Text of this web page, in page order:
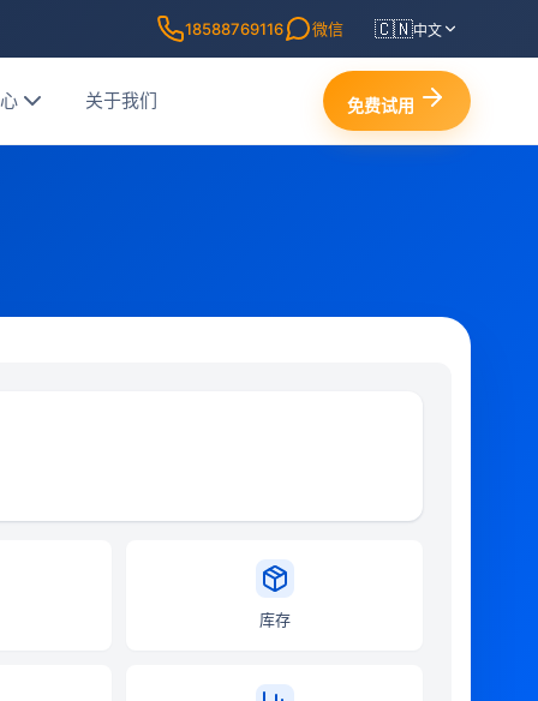
18588769116 微信 🇨🇳中文
关于我们 免费试用
库存